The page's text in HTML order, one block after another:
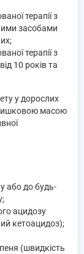
терапії з
засобами
терапії з
10 років та
у дорослих
масою
або до будь-
ацидозу
кетоацидоз);
(швидкість